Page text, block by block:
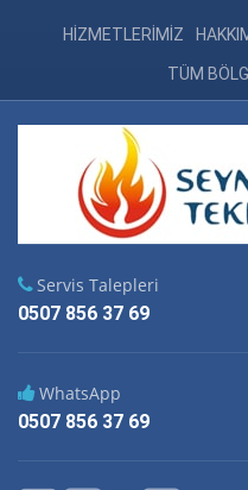
HİZMETLERİMİZ
TÜM
Servis Talepleri
0507 856 37 69
WhatsApp
0507 856 37 69